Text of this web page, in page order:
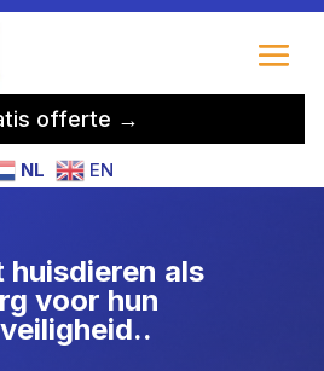
offerte →
NL EN
huisdieren als
voor hun